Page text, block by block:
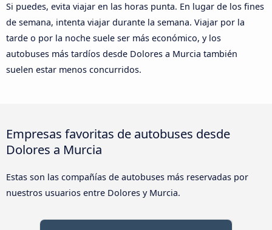
Si puedes, evita viajar en las horas punta. En lugar de los fines
de semana, intenta viajar durante la semana. Viajar por la
tarde o por la noche suele ser más económico, y los
autobuses más tardíos desde Dolores a Murcia también
suelen estar menos concurridos.
Empresas favoritas de autobuses desde
Dolores a Murcia
Estas son las compañías de autobuses más reservadas por
nuestros usuarios entre Dolores y Murcia.